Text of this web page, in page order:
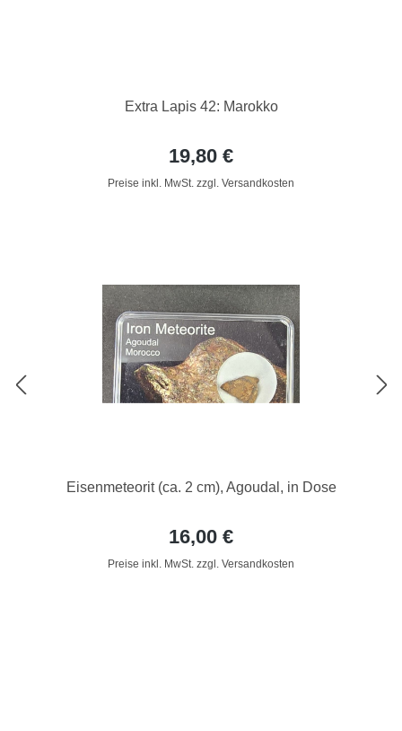
Extra Lapis 42: Marokko
19,80 €
Preise inkl. MwSt. zzgl. Versandkosten
Eisenmeteorit (ca. 2 cm), Agoudal, in Dose
16,00 €
Preise inkl. MwSt. zzgl. Versandkosten